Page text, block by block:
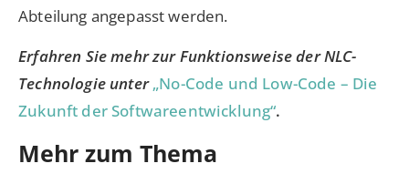
Abteilung angepasst werden.
Erfahren Sie mehr zur Funktionsweise der NLC-
Technologie unter„No-Code und Low-Code – Die
Zukunft der Softwareentwicklung“.
Mehr zum Thema